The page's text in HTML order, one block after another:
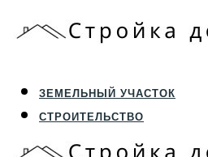
ЗЕМЕЛЬНЫЙ УЧАСТОК
СТРОИТЕЛЬСТВО
ФУНДАМЕНТ И ЦОКОЛЬ